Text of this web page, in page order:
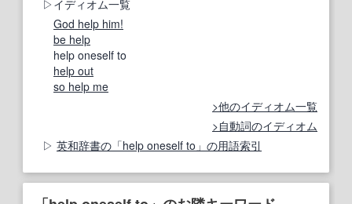
イディオム一覧
God help him!
be help
help oneself to
help out
so help me
他のイディオム一覧
自動詞のイディオム
英和辞書の「help oneself to」の用語索引